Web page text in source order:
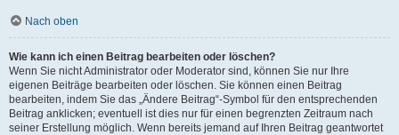
Nach oben
Wie kann ich einen Beitrag bearbeiten oder löschen?
Wenn Sie nicht Administrator oder Moderator sind, können Sie nur Ihre
eigenen Beiträge bearbeiten oder löschen. Sie können einen Beitrag
bearbeiten, indem Sie das „Ändere Beitrag“-Symbol für den entsprechenden
Beitrag anklicken; eventuell ist dies nur für einen begrenzten Zeitraum nach
seiner Erstellung möglich. Wenn bereits jemand auf Ihren Beitrag geantwortet